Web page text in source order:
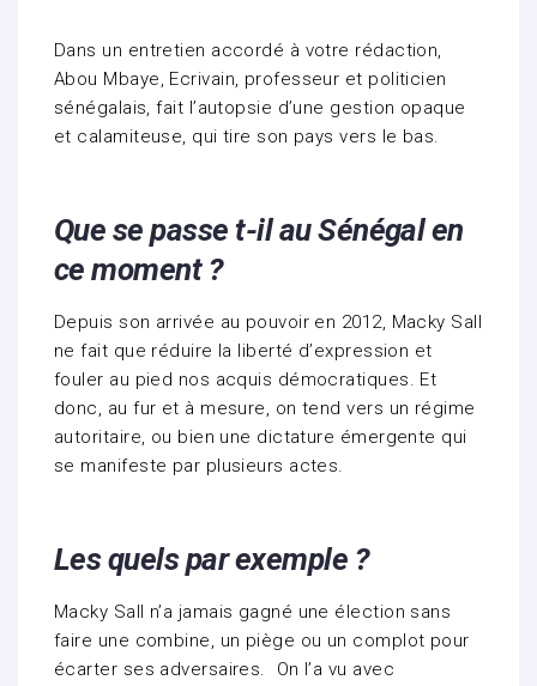
Dans un entretien accordé à votre rédaction,
Abou Mbaye, Ecrivain, professeur et politicien
sénégalais, fait l’autopsie d’une gestion opaque
et calamiteuse, qui tire son pays vers le bas.
Que se passe t-il au Sénégal en
ce moment ?
Depuis son arrivée au pouvoir en 2012, Macky Sall
ne fait que réduire la liberté d’expression et
fouler au pied nos acquis démocratiques. Et
donc, au fur et à mesure, on tend vers un régime
autoritaire, ou bien une dictature émergente qui
se manifeste par plusieurs actes.
Les quels par exemple ?
Macky Sall n’a jamais gagné une élection sans
faire une combine, un piège ou un complot pour
écarter ses adversaires. On l’a vu avec